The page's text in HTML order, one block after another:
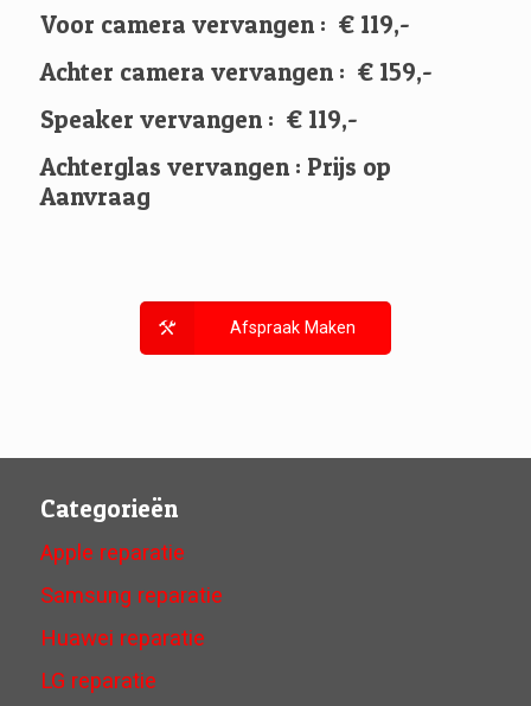
Voor camera vervangen : € 119,-
Achter camera vervangen : € 159,-
Speaker vervangen : € 119,-
Achterglas vervangen : Prijs op
Aanvraag
Afspraak Maken
Categorieën
Apple reparatie
Samsung reparatie
Huawei reparatie
LG reparatie